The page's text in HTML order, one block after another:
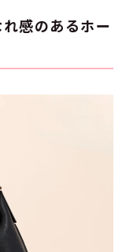
感のあるホー